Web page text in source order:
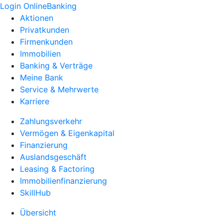
Login OnlineBanking
Aktionen
Privatkunden
Firmenkunden
Immobilien
Banking & Verträge
Meine Bank
Service & Mehrwerte
Karriere
Zahlungsverkehr
Vermögen & Eigenkapital
Finanzierung
Auslandsgeschäft
Leasing & Factoring
Immobilienfinanzierung
SkillHub
Übersicht